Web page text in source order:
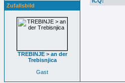
Zufallsbild
TREBINJE > an der
Trebisnjica
Gast